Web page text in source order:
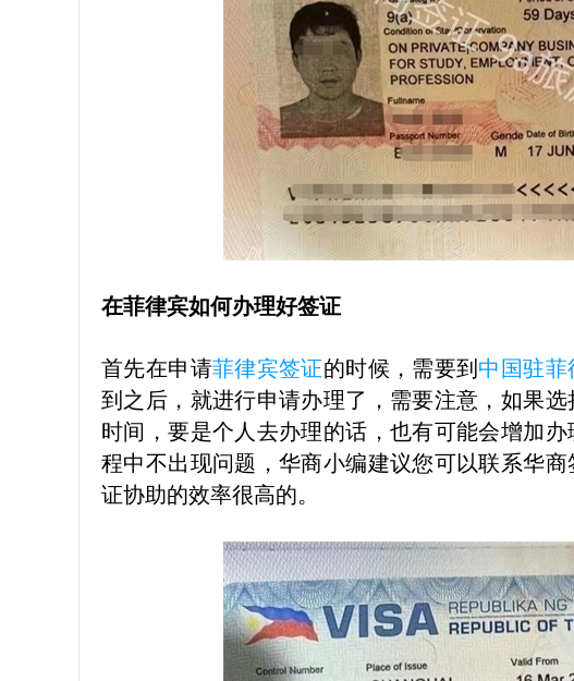
在菲律宾如何办理好签证
首先在申请菲律宾签证的时候，需要到 中国驻菲
到之后，就进行申请办理了，需要注意，如果
时间，要是个人去办理的话，也有可能会增加
程中不出现问题，华商小编建议您可以联系华
证协助的效率很高的。